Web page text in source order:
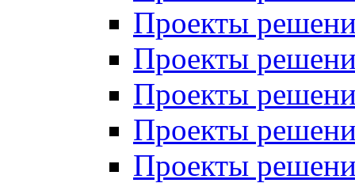
Проекты
Проекты
Проекты
Проекты
Проекты